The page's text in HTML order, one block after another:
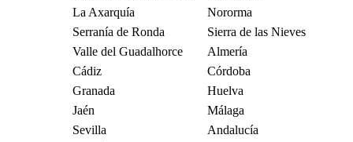
La Axarquía
Nororma
Serranía de Ronda
Sierra de las Nieves
Valle del Guadalhorce
Almería
Cádiz
Córdoba
Granada
Huelva
Jaén
Málaga
Sevilla
Andalucía